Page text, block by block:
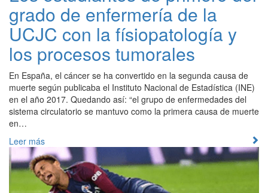
grado de enfermería de la
UCJC con la físiopatología y
los procesos tumorales
En España, el cáncer se ha convertido en la segunda causa de
muerte según publicaba el Instituto Nacional de Estadística (INE)
en el año 2017. Quedando así: “el grupo de enfermedades del
sistema circulatorio se mantuvo como la primera causa de muerte
en…
Leer más